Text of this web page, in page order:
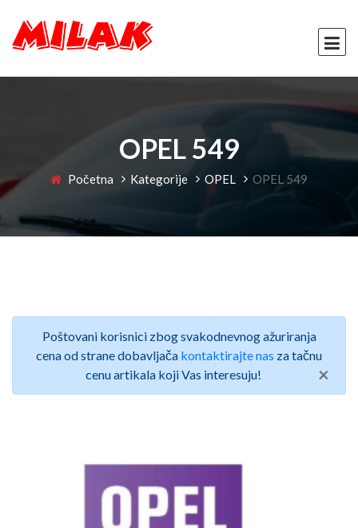
OPEL 549
Početna Kategorije OPEL OPEL 549
Poštovani korisnici zbog svakodnevnog ažuriranja
cena od strane dobavljača kontaktirajte nas za tačnu
cenu artikala koji Vas interesuju!
×